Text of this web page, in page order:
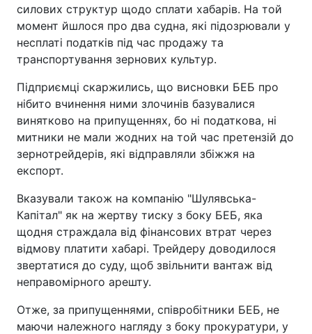
силових структур щодо сплати хабарів. На той
момент йшлося про два судна, які підозрювали у
несплаті податків під час продажу та
транспортування зернових культур.
Підприємці скаржились, що висновки БЕБ про
нібито вчинення ними злочинів базувалися
винятково на припущеннях, бо ні податкова, ні
митники не мали жодних на той час претензій до
зернотрейдерів, які відправляли збіжжя на
експорт.
Вказували також на компанію "Шулявська-
Капітал" як на жертву тиску з боку БЕБ, яка
щодня страждала від фінансових втрат через
відмову платити хабарі. Трейдеру доводилося
звертатися до суду, щоб звільнити вантаж від
неправомірного арешту.
Отже, за припущеннями, співробітники БЕБ, не
маючи належного нагляду з боку прокуратури, у